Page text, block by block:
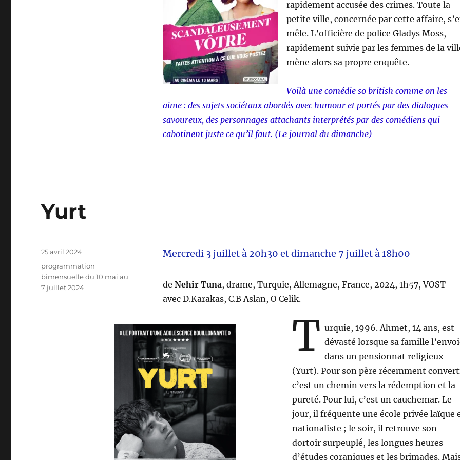
rapidement accusée des crimes. Toute la
petite ville, concernée par cette affaire,
mêle. L’officière de police Gladys Moss,
rapidement suivie par les femmes de la
mène alors sa propre enquête.
Voilà une comédie so british comme on les
aime : des sujets sociétaux abordés avec humour et portés par des dialogues
savoureux, des personnages attachants interprétés par des comédiens qui
cabotinent juste ce qu’il faut. (Le journal du dimanche)
Yurt
Mercredi 3 juillet à 20h30 et dimanche 7 juillet à 18h00
de Nehir Tuna, drame, Turquie, Allemagne, France, 2024, 1h57, VOST
avec D.Karakas, C.B Aslan, O Celik.
T urquie, 1996. Ahmet, 14 ans, est
dévasté lorsque sa famille
dans un pensionnat religieux
(Yurt). Pour son père récemment
c’est un chemin vers la rédemption et la
pureté. Pour lui, c’est un cauchemar. Le
jour, il fréquente une école privée laïque
nationaliste ; le soir, il retrouve son
dortoir surpeuplé, les longues heures
d’études coraniques et les brimades.
Publié
25 avril 2024
Catégories
programmation
bimensuelle du 10 mai au
7 juillet 2024